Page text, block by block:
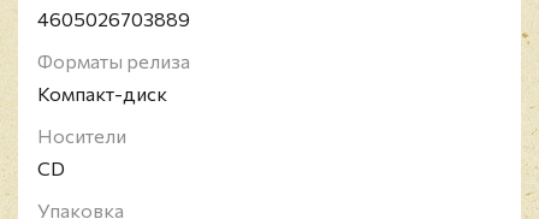
прошлого. В записи также принял участие певец
была записана с ирландской певицей, Надин Койл.
Суммарный объём продаж за первую неделю
составил 15,000 копий альбома.
Boyz II Men - американский вокальный квартет с
4605026703889
Форматы релиза
Компакт-диск
Носители
CD
Упаковка